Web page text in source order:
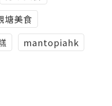
塘美食
mantopiahk